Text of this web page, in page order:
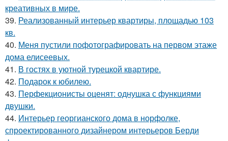
креативных в мире.
39. Реализованный интерьер квартиры, площадью 103
кв.
40. Меня пустили пофотографировать на первом этаже
дома елисеевых.
41. В гостях в уютной турецкой квартире.
42. Подарок к юбилею.
43. Перфекционисты оценят: однушка с функциями
двушки.
44. Интерьер георгианского дома в норфолке,
спроектированного дизайнером интерьеров Берди